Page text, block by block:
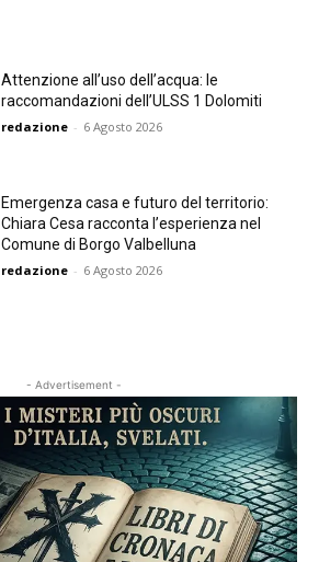
Attenzione all’uso dell’acqua: le
raccomandazioni dell’ULSS 1 Dolomiti
redazione - 6 Agosto 2026
Emergenza casa e futuro del territorio:
Chiara Cesa racconta l’esperienza nel
Comune di Borgo Valbelluna
redazione - 6 Agosto 2026
- Advertisement -